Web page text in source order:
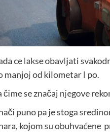
ce lakse obavljati
manjoj od kilometar I po.
se značaj njegove
puno pa je stoga
kojom su obuhvaćene